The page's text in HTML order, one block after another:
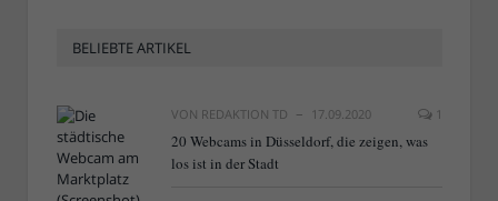
BELIEBTE ARTIKEL
VON REDAKTION TD 17.09.2020 1
20 Webcams in Düsseldorf, die zeigen, was
los ist in der Stadt